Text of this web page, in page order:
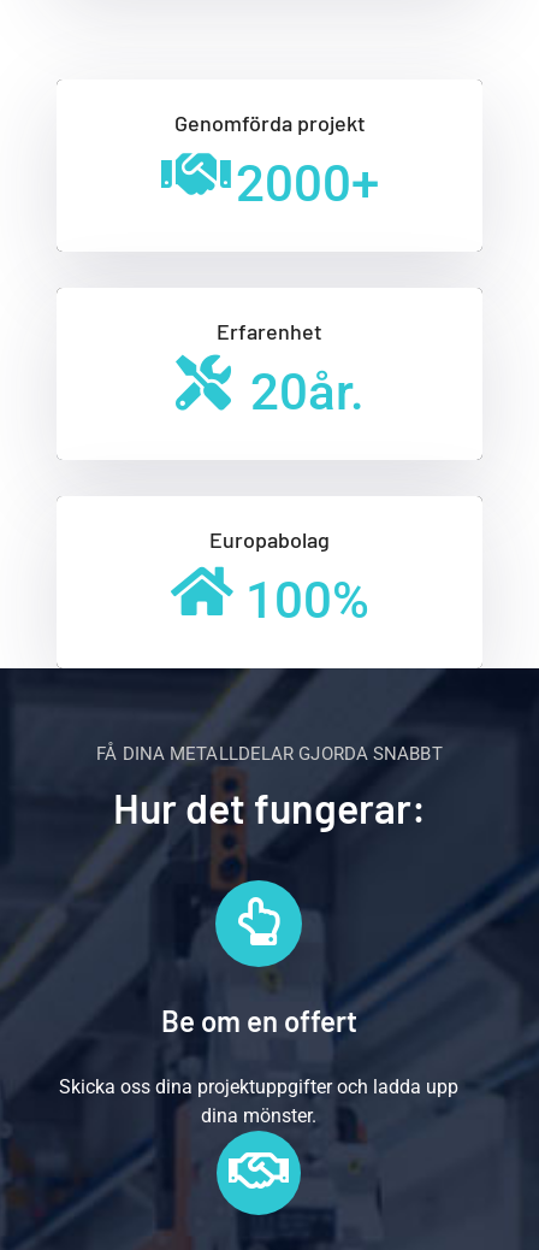
Genomförda projekt
2000+
Erfarenhet
20år.
Europabolag
100%
FÅ DINA METALLDELAR GJORDA SNABBT
Hur det fungerar:
Be om en offert
Skicka oss dina projektuppgifter och ladda upp
dina mönster.